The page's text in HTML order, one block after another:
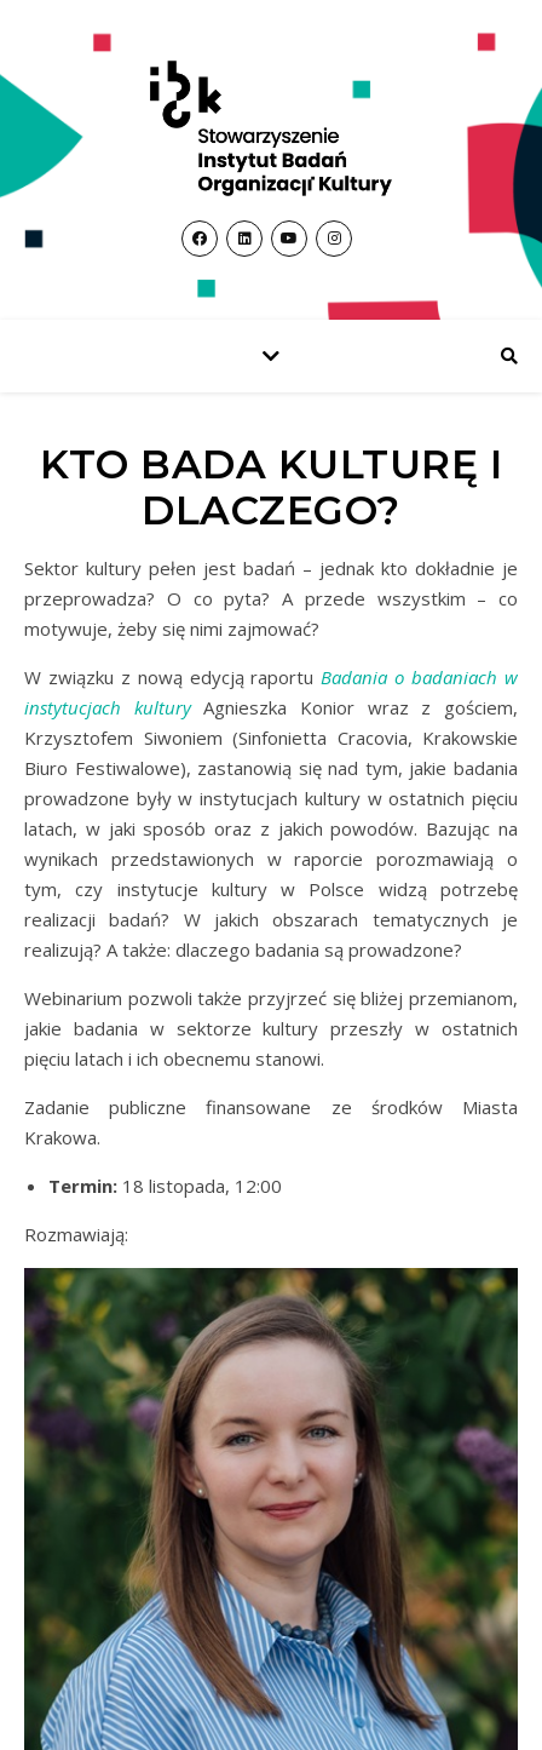
KTO BADA KULTURĘ I
DLACZEGO?
Sektor kultury pełen jest badań – jednak kto dokładnie je
przeprowadza? O co pyta? A przede wszystkim – co
motywuje, żeby się nimi zajmować?
W związku z nową edycją raportuBadania o badaniach w
instytucjach kulturyAgnieszka Konior wraz z gościem,
Krzysztofem Siwoniem (Sinfonietta Cracovia, Krakowskie
Biuro Festiwalowe), zastanowią się nad tym, jakie badania
prowadzone były w instytucjach kultury w ostatnich pięciu
latach, w jaki sposób oraz z jakich powodów. Bazując na
wynikach przedstawionych w raporcie porozmawiają o
tym, czy instytucje kultury w Polsce widzą potrzebę
realizacji badań? W jakich obszarach tematycznych je
realizują? A także: dlaczego badania są prowadzone?
Webinarium pozwoli także przyjrzeć się bliżej przemianom,
jakie badania w sektorze kultury przeszły w ostatnich
pięciu latach i ich obecnemu stanowi.
Zadanie publiczne finansowane ze środków Miasta
Krakowa.
Termin: 18 listopada, 12:00
Rozmawiają: